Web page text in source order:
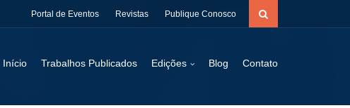
Portal de Eventos Revistas Publique Conosco
Início Trabalhos Publicados Edições Blog Contato